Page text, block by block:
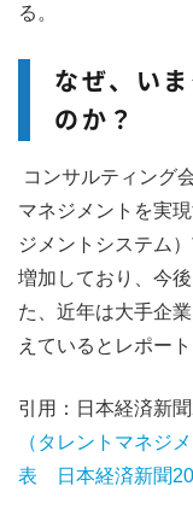
る。
なぜ、い
のか？
コンサルティング
マネジメントを実
ジメントシステム
増加しており、今
た、近年は大手企
えているとレポー
引用：日本経済新
（タレントマネジ
表 日本経済新聞